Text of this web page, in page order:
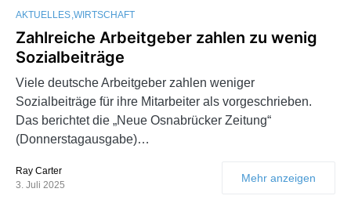
AKTUELLES WIRTSCHAFT
Zahlreiche Arbeitgeber zahlen zu wenig
Sozialbeiträge
Viele deutsche Arbeitgeber zahlen weniger
Sozialbeiträge für ihre Mitarbeiter als vorgeschrieben.
Das berichtet die „Neue Osnabrücker Zeitung“
(Donnerstagausgabe)…
Ray Carter
3. Juli 2025
Mehr anzeigen